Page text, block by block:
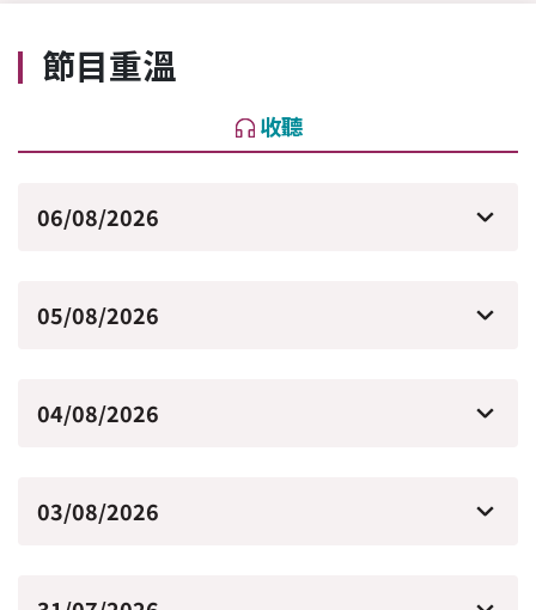
節目重溫
收聽
06/08/2026
05/08/2026
04/08/2026
03/08/2026